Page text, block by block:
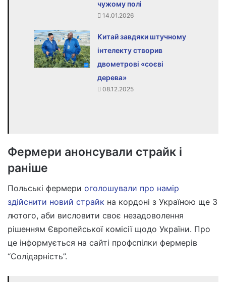
чужому полі
14.01.2026
Китай завдяки штучному
інтелекту створив
двометрові «соєві
дерева»
08.12.2025
Фермери анонсували страйк і
раніше
Польські фермери оголошували про намір
здійснити новий страйк на кордоні з Україною ще 3
лютого, аби висловити своє незадоволення
рішенням Європейської комісії щодо України. Про
це інформується на сайті профспілки фермерів
“Солідарність”.